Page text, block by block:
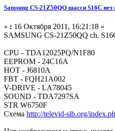
Samsung CS-21Z50QQ шасси S16C
« : 16 Октября 2011, 16:21:18 »
SAMSUNG CS-21Z50QQ ch.
CPU - TDA12025PQ/N1F80
EEPROM - 24C16A
HOT - J6810A
FBT - FQH21A002
V-DRIVE - LA78045
SOUND - TDA7297SA
STR W6750F
Схема http://televid-sib.org/